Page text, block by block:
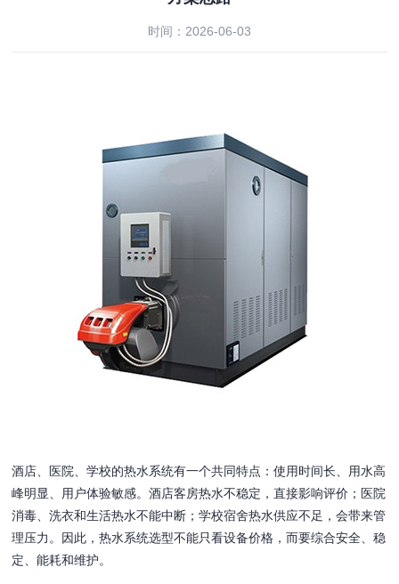
时间：2026-06-03
酒店、医院、学校的热水系统有一个共同特点：使用时间长、用水高
峰明显、用户体验敏感。酒店客房热水不稳定，直接影响评价；医院
消毒、洗衣和生活热水不能中断；学校宿舍热水供应不足，会带来管
理压力。因此，热水系统选型不能只看设备价格，而要综合安全、稳
定、能耗和维护。